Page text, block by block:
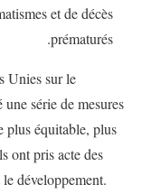
et de décès
prématurés.
Unies sur le
série de mesures
plus équitable, plus
ont pris acte des
développement.